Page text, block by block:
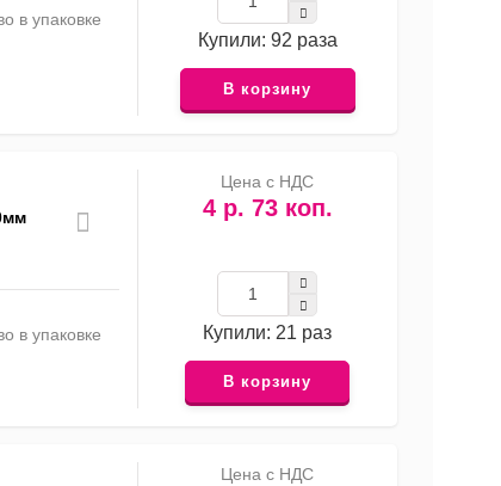
в упаковке
Купили: 92 раза
В корзину
в упаковке
Цена с НДС
4 р. 73 коп.
Купили: 21 раз
В корзину
Цена с НДС